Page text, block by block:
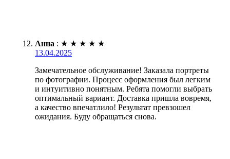
Анна : ★ ★ ★ ★ ★
13.04.2025
Замечательное обслуживание! Заказала портреты
по фотографии. Процесс оформления был легким
и интуитивно понятным. Ребята помогли выбрать
оптимальный вариант. Доставка пришла вовремя,
а качество впечатлило! Результат превзошел
ожидания. Буду обращаться снова.